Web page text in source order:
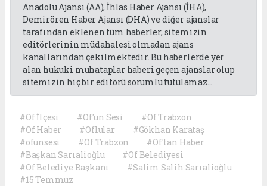
Anadolu Ajansı (AA), İhlas Haber Ajansı (İHA),
Demirören Haber Ajansı (DHA) ve diğer ajanslar
tarafından eklenen tüm haberler, sitemizin
editörlerinin müdahalesi olmadan ajans
kanallarından çekilmektedir. Bu haberlerde yer
alan hukuki muhataplar haberi geçen ajanslar olup
sitemizin hiç bir editörü sorumlu tutulamaz...
#Of İlçesi #Of'un Sesi
#Of Trabzon
#Of Haber
#Oflular
#Gökhan Karataş
#ofunsesi
#Of Trabzon
#Of'tan Haber
#Başkan Sarıalioğlu
#Of Belediyesi
#Of Belediye Başkanı
#Salim Salih Sarıalioğlu
#15 Temmuz